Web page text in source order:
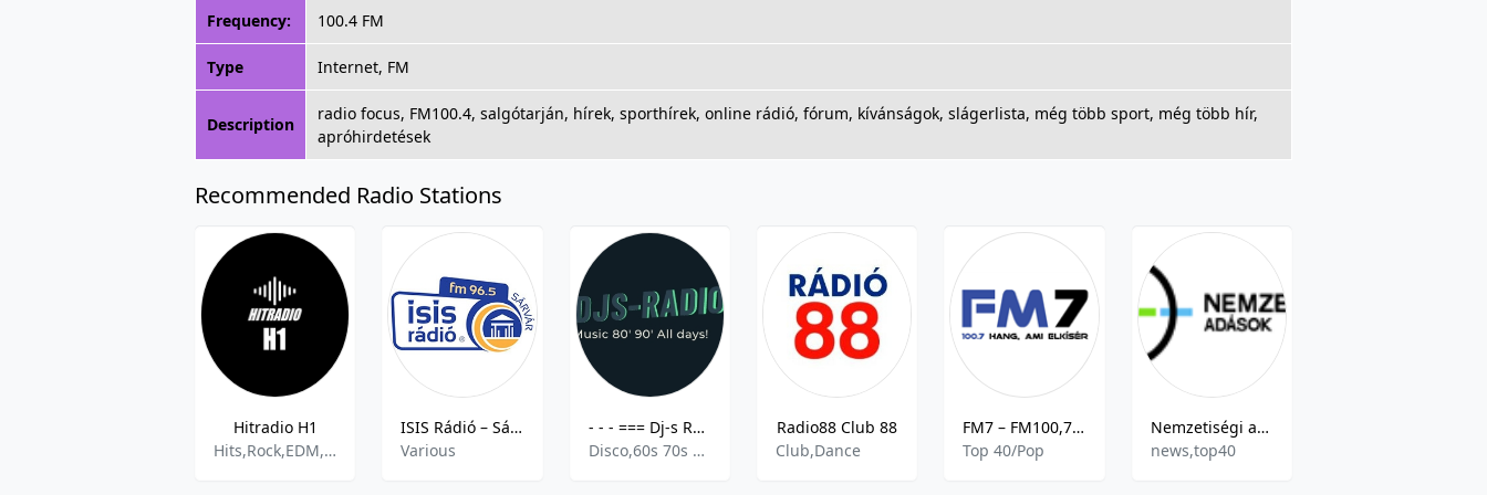
Frequency: 100.4 FM
Type Internet, FM
Description
radio focus, FM100.4, salgótarján, hírek, sporthírek, online rádió, fórum, kívánságok, slágerlista, még több sport, még több hír,
apróhirdetések
Recommended Radio Stations
Hitradio H1
Hits,Rock,EDM,DnB
ISIS Rádió – Sárvár- 96.5 FM
Various
- - - === Dj-s Radio === - - -
Disco,60s 70s 80s 90s y mas,
Radio88 Club 88
Club,Dance
FM7 – FM100,7 – Eger
Top 40/Pop
Nemzetiségi adások
news,top40